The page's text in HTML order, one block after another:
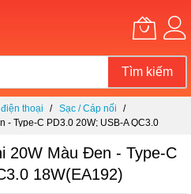
Tìm kiếm
thoại
Sạc / Cáp nối
- Type-C PD3.0 20W; USB-A QC3.0
20W Màu Đen - Type-C
18W(EA192)